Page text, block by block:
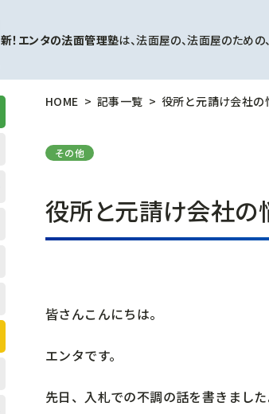
新！エンタの法面管理塾は、法面屋の、法面屋のための
HOME 記事一覧 役所と元請け会社
その他
役所と元請け会社の
皆さんこんにちは。
エンタです。
先日、入札での不調の話を書きました